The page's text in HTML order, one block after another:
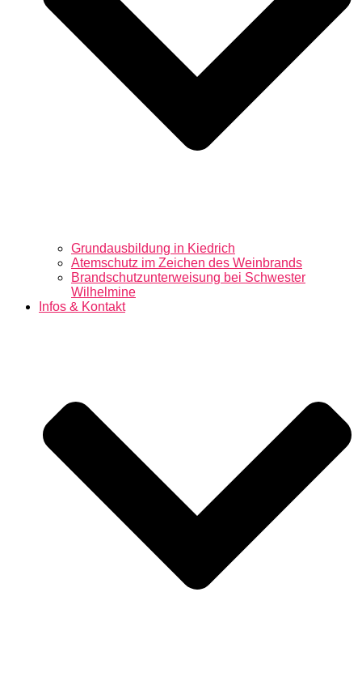
Grundausbildung in Kiedrich
Atemschutz im Zeichen des Weinbrands
Brandschutzunterweisung bei Schwester
Wilhelmine
Infos & Kontakt